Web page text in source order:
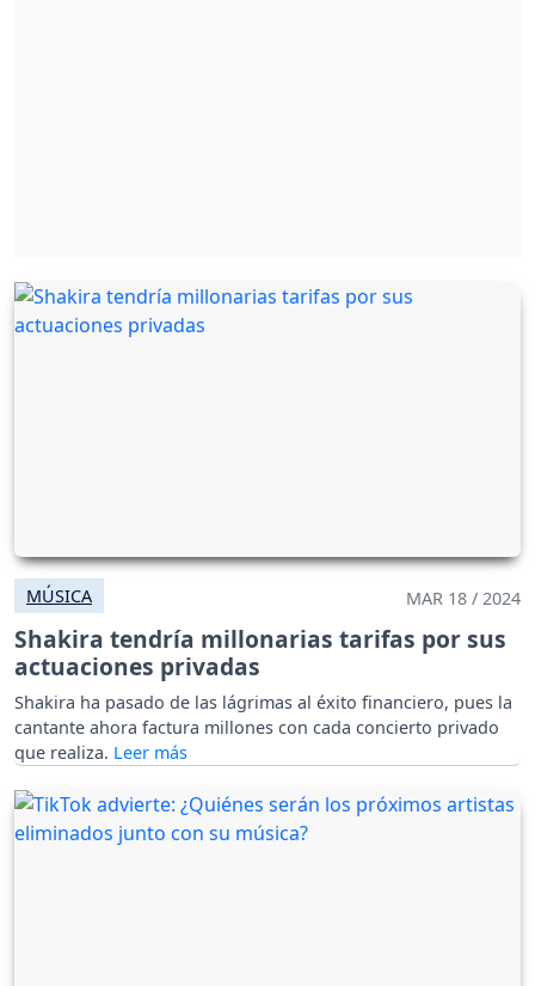
MÚSICA MAR 18 / 2024
Shakira tendría millonarias tarifas por sus
actuaciones privadas
Shakira ha pasado de las lágrimas al éxito financiero, pues la
cantante ahora factura millones con cada concierto privado
que realiza.